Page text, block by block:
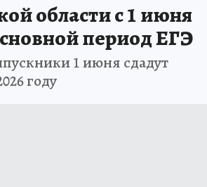
области с 1 июня
период ЕГЭ
1 июня сдадут
году